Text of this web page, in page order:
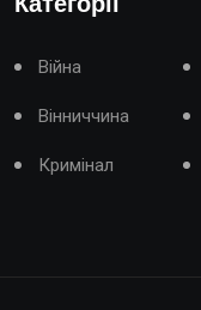
Війна
Вінниччина
Кримінал